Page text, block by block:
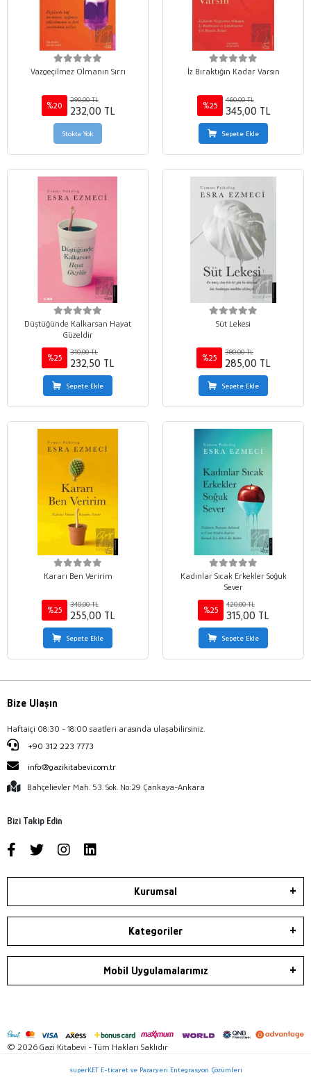
Vazgeçilmez Olmanın Sırrı
%20
290,00 TL
232,00 TL
Stokta Yok
İz Bıraktığın Kadar Varsın
%25
460,00 TL
345,00 TL
Sepete Ekle
Düştüğünde Kalkarsan Hayat
Güzeldir
%25
310,00 TL
232,50 TL
Sepete Ekle
Süt Lekesi
%25
380,00 TL
285,00 TL
Sepete Ekle
Kararı Ben Veririm
%25
340,00 TL
255,00 TL
Sepete Ekle
Kadınlar Sıcak Erkekler Soğuk
Sever
%25
420,00 TL
315,00 TL
Sepete Ekle
Bize Ulaşın
Haftaiçi 08:30 - 18:00 saatleri arasında ulaşabilirsiniz.
+90 312 223 7773
info@gazikitabevi.com.tr
Bahçelievler Mah. 53. Sok. No:29 Çankaya-Ankara
Bizi Takip Edin
Kurumsal
Kategoriler
Mobil Uygulamalarımız
© 2026 Gazi Kitabevi - Tüm Hakları Saklıdır
superKET E-ticaret ve Pazaryeri Entegrasyon Çözümleri